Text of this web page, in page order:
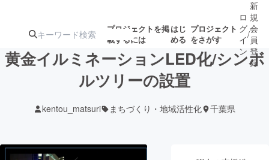
プロジェクトを掲
載するには
はじ
める
プロジェクト
をさがす
ターン
ジェクト
募集終了が近いプ
ロジェクト
もうすぐ公開
されます
ロ
グ
イ
ン
/
新
規
会
員
登
録
黄金イルミネーションLED化/シンボ
ルツリーの設置
kentou_matsuri まちづくり・地域活性化 千葉県